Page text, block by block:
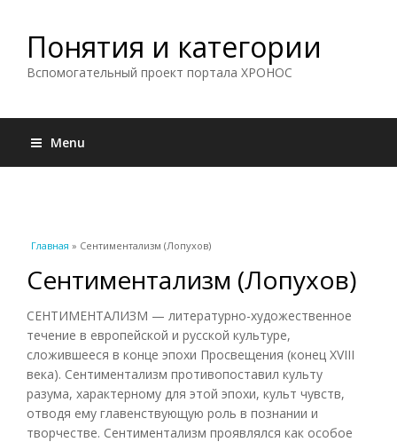
Понятия и категории
Вспомогательный проект портала ХРОНОС
Menu
Вы здесь
Главная » Сентиментализм (Лопухов)
Сентиментализм (Лопухов)
СЕНТИМЕНТАЛИЗМ — литературно-художественное
течение в европейской и русской культуре,
сложившееся в конце эпохи Просвещения (конец XVIII
века). Сентиментализм противопоставил культу
разума, характерному для этой эпохи, культ чувств,
отводя ему главенствующую роль в познании и
творчестве. Сентиментализм проявлялся как особое